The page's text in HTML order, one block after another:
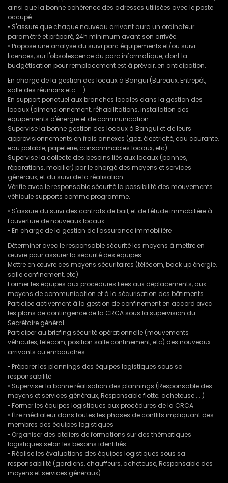
ainsi que la bonne cohérence des adresses utilisées avec le poste
occupé.
• S'assure que chaque nouveau arrivant aura un ordinateur
paramétré et préparé, 24h minimum avant son arrivée.
• Propose une analyse du suivi parc équipements et/ou suivi
licences, sur l'obsolescence du parc informatique, dont la
budgétisation pour remplacement est à prévoir, en anticipation.
En charge de la gestion des locaux à Bangui (Bureaux, Entrepôt,
salle des réunions etc ... )
En support ponctuel aux branches locales dans la gestion des
locaux (dimensionnement, réhabilitations, installation des
équipements d'énergie et de communication
Supervise la bonne gestion des locaux à Bangui et de leurs
approvisionnements en frais annexes (gaz, électricité, eau courante,
eau potable, papeterie, consommables locaux, etc).
Supervise la collecte des besoins liés aux locaux (pannes,
réparations, mobilier) par le chargé des moyens et services
généraux, et du suivi de la réalisation.
Vérifie avec le responsable sécurité la possibilité des mouvements
véhicule supports comme programme.
• S'assure du suivi des contrats de bail, et de l'étude immobilière à
l'ouverture de nouveaux locaux.
• En charge de la gestion de l'assurance immobilière
Déterminer avec le responsable sécurité les moyens à mettre en
œuvre pour assurer la sécurité des équipes
Mettre en œuvre ces moyens sécuritaires (télécom, back up énergie,
salle confinement, etc)
Former les équipes aux procédures liées aux déplacements, aux
moyens de communication et à la sécurisation des bâtiments
Participe activement à la gestion de confinement en accord avec
les plans de contingence de la CRCA sous la supervision du
Secrétaire général
Participer au briefing sécurité opérationnelle (mouvements
véhicules, télécom, position salle confinement, etc) des nouveaux
arrivants ou embauchés
• Préparer les plannings des équipes logistiques sous sa
responsabilité
• Superviser la bonne réalisation des plannings (Responsable des
moyens et services généraux, Responsable flotte; acheteuse ... )
• Former les équipes logistiques aux procédures de la CRCA
• Être médiateur dans toutes les phases de conflits impliquant des
membres des équipes logistiques
• Organiser des ateliers de formations sur des thématiques
logistiques selon les besoins identifiés
• Réalise les évaluations des équipes logistiques sous sa
responsabilité (gardiens, chauffeurs, acheteuse, Responsable des
moyens et services généraux)